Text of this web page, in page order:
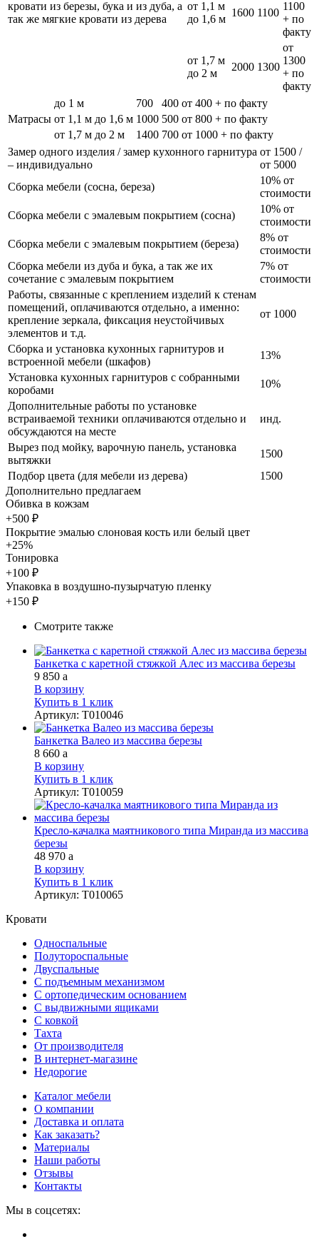
кровати из березы, бука и из дуба, а
так же мягкие кровати из дерева
от 1,1 м
до 1,6 м
1600 1100
1100
+ по
факту
от 1,7 м
до 2 м
2000 1300
от
1300
+ по
факту
Матрасы
до 1 м 700 400 от 400 + по факту
от 1,1 м до 1,6 м 1000 500 от 800 + по факту
от 1,7 м до 2 м
1400 700 от 1000 + по факту
Замер одного изделия / замер кухонного гарнитура
– индивидуально
от 1500 /
от 5000
Сборка мебели (сосна, береза)
10% от
стоимости
Сборка мебели с эмалевым покрытием (сосна)
10% от
стоимости
Сборка мебели с эмалевым покрытием (береза)
8% от
стоимости
Сборка мебели из дуба и бука, а так же их
сочетание с эмалевым покрытием
7% от
стоимости
Работы, связанные с креплением изделий к стенам
помещений, оплачиваются отдельно, а именно:
крепление зеркала, фиксация неустойчивых
элементов и т.д.
от 1000
Сборка и установка кухонных гарнитуров и
встроенной мебели (шкафов)
13%
Установка кухонных гарнитуров с собранными
коробами
10%
Дополнительные работы по установке
встраиваемой техники оплачиваются отдельно и
обсуждаются на месте
инд.
Вырез под мойку, варочную панель, установка
вытяжки
1500
Подбор цвета (для мебели из дерева)
1500
Дополнительно предлагаем
Обивка в кожзам
+500 ₽
Покрытие эмалью слоновая кость или белый цвет
+25%
Тонировка
+100 ₽
Упаковка в воздушно-пузырчатую пленку
+150 ₽
Смотрите также
Банкетка с каретной стяжкой Алес из массива березы
9 850 a
В корзину
Купить в 1 клик
Артикул: Т010046
Банкетка Валео из массива березы
8 660 a
В корзину
Купить в 1 клик
Артикул: Т010059
Кресло-качалка маятникового типа Миранда из массива
березы
48 970 a
В корзину
Купить в 1 клик
Артикул: Т010065
Кровати
Односпальные
Полутороспальные
Двуспальные
С подъемным механизмом
С ортопедическим основанием
С выдвижными ящиками
С ковкой
Тахта
От производителя
В интернет-магазине
Недорогие
Каталог мебели
О компании
Доставка и оплата
Как заказать?
Материалы
Наши работы
Отзывы
Контакты
Мы в соцсетях: